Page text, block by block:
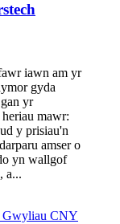
iawn am yr
gyda
yr
mawr:
y prisiau'n
amser o
yn wallgof
a...